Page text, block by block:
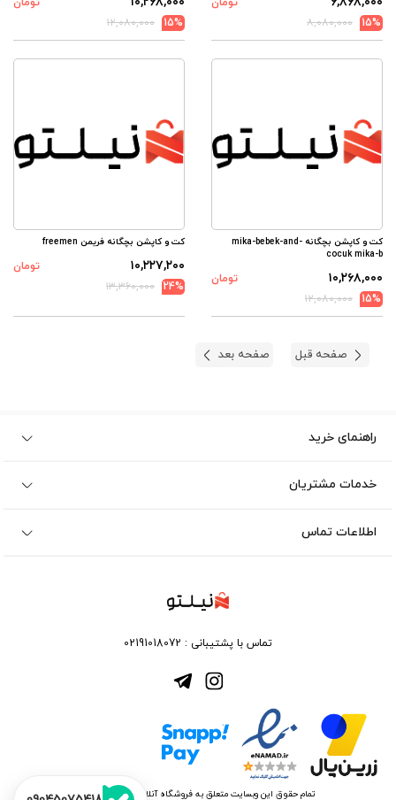
15%
۸,۰۸۰,۰۰۰
15%
۱۲,۰۸۰,۰۰۰
کت و کاپشن بچگانه mika-bebek-and-
cocuk mika-b
۱۰,۲۶۸,۰۰۰
تومان
15%
۱۲,۰۸۰,۰۰۰
کت و کاپشن بچگانه فریمن freemen
۱۰,۲۲۷,۲۰۰
تومان
24%
۱۳,۳۶۰,۰۰۰
صفحه قبل صفحه بعد
راهنمای خرید
خدمات مشتریان
اطلاعات تماس
تماس با پشتیبانی : 02191018072
تمام حقوق این وبسایت متعلق به فروشگاه آنلاین نیلتو می باشد